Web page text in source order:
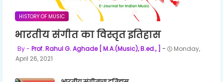
HISTORY OF MUSIC
भारतीय संगीत का विस्तृत इतिहास
Prof. Rahul G. Aghade [ M.A.(Music), B.ed., ]
Monday,
April 26, 2021